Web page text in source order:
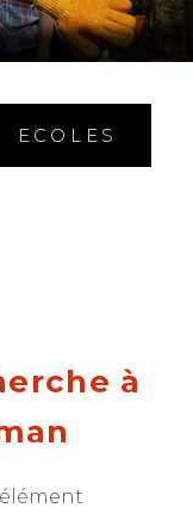
ECOLES
à